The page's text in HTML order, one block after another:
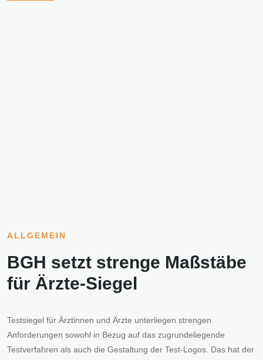
ALLGEMEIN
BGH setzt strenge Maßstäbe
für Ärzte-Siegel
Testsiegel für Ärztinnen und Ärzte unterliegen strengen
Anforderungen sowohl in Bezug auf das zugrundeliegende
Testverfahren als auch die Gestaltung der Test-Logos. Das hat der